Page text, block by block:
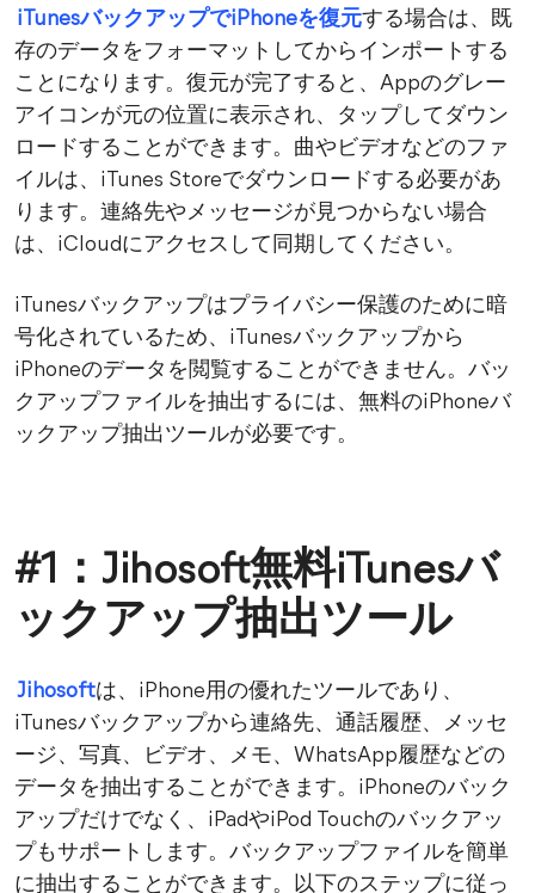
iTunesバックアップでiPhoneを復元する場合は、既
存のデータをフォーマットしてからインポートする
ことになります。復元が完了すると、Appのグレー
アイコンが元の位置に表示され、タップしてダウン
ロードすることができます。曲やビデオなどのファ
イルは、iTunes Storeでダウンロードする必要があ
ります。連絡先やメッセージが見つからない場合
は、iCloudにアクセスして同期してください。
iTunesバックアップはプライバシー保護のために暗
号化されているため、iTunesバックアップから
iPhoneのデータを閲覧することができません。バッ
クアップファイルを抽出するには、無料のiPhoneバ
ックアップ抽出ツールが必要です。
#1：Jihosoft無料iTunesバ
ックアップ抽出ツール
Jihosoftは、iPhone用の優れたツールであり、
iTunesバックアップから連絡先、通話履歴、メッセ
ージ、写真、ビデオ、メモ、WhatsApp履歴などの
データを抽出することができます。iPhoneのバック
アップだけでなく、iPadやiPod Touchのバックアッ
プもサポートします。バックアップファイルを簡単
に抽出することができます。以下のステップに従っ